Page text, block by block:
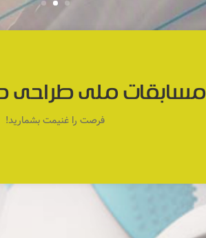
مسابقات ملی طراحی
فرصت را غنیمت بشمارید!